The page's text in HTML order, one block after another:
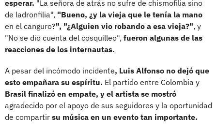
esperar. "La señora de atrás no sufre de chismofilia sino
de ladronfilia", "Bueno, ¿y la vieja que le tenía la mano
en el canguro?", "¿Alguien vio robando a esa vieja?", y
"No se dio cuenta del cosquilleo", fueron algunas de las
reacciones de los internautas.
A pesar del incómodo incidente, Luis Alfonso no dejó que
esto empañara su espíritu. El partido entre Colombia y
Brasil finalizó en empate, y el artista se mostró
agradecido por el apoyo de sus seguidores y la oportunidad
de compartir su música en un evento tan importante.